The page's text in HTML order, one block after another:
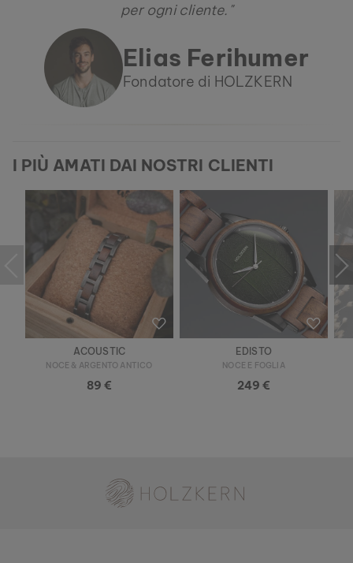
per ogni cliente."
Elias Ferihumer
Fondatore di HOLZKERN
I PIÙ AMATI DAI NOSTRI CLIENTI
ACOUSTIC
NOCE & ARGENTO ANTICO
89 €
EDISTO
NOCE E FOGLIA
249 €